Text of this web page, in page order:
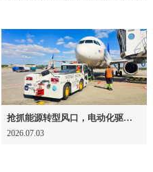
抢抓能源转型风口，电动化驱动威海广泰欧洲业务腾飞
2026.07.03